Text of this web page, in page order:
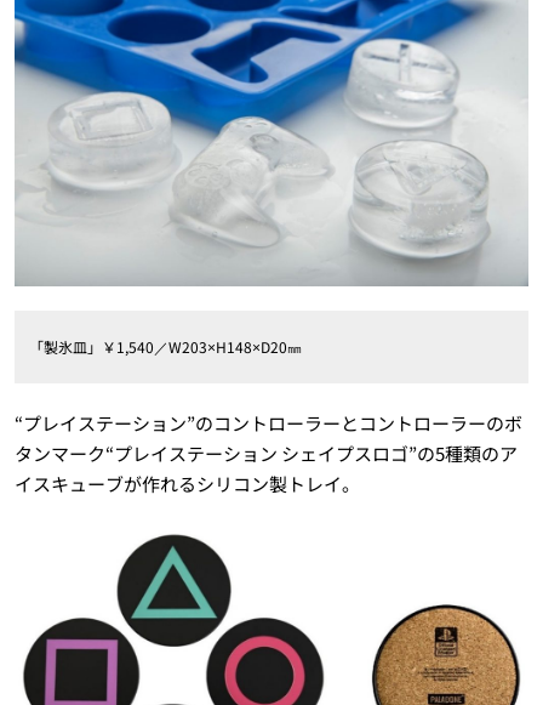
「製氷皿」￥1,540／W203×H148×D20㎜
“プレイステーション”のコントローラーとコントローラーのボ
タンマーク“プレイステーション シェイプスロゴ”の5種類のア
イスキューブが作れるシリコン製トレイ。